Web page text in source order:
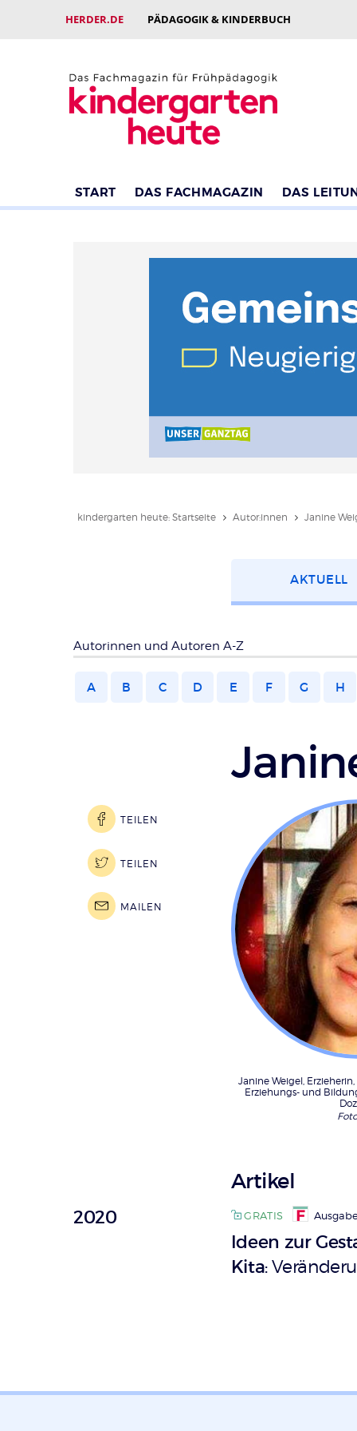
HERDER.DE PÄDAGOGIK & KINDERBUCH
START DAS FACHMAGAZIN DAS
kindergarten heute: Startseite Autor:innen Janine
AKTUELL
Autorinnen und Autoren A-Z
A B C D E F G H
Janine Weigel,
Erziehungs- und
TEILEN
TEILEN
MAILEN
Artikel
2020 GRATIS
Ideen zur
Kita: